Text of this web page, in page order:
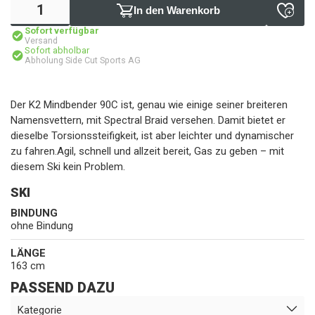
In den Warenkorb
Sofort verfügbar
Versand
Sofort abholbar
Abholung Side Cut Sports AG
Der K2 Mindbender 90C ist, genau wie einige seiner breiteren
Namensvettern, mit Spectral Braid versehen. Damit bietet er
dieselbe Torsionssteifigkeit, ist aber leichter und dynamischer
zu fahren.Agil, schnell und allzeit bereit, Gas zu geben – mit
diesem Ski kein Problem.
SKI
BINDUNG
ohne Bindung
LÄNGE
163 cm
PASSEND DAZU
Kategorie